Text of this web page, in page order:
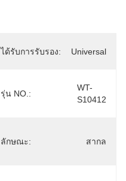
ได้รับการรับรอง: Universal
รุ่น NO.:
WT-
S10412
ลักษณะ: สากล